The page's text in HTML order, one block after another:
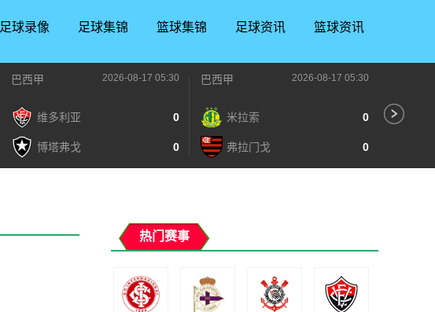
足球录像 足球集锦 篮球集锦 足球资讯 篮球资讯
巴西甲 2026-08-17 05:30
维多利亚 0
博塔弗戈 0
巴西甲 2026-08-17 05:30
米拉索 0
弗拉门戈 0
热门赛事